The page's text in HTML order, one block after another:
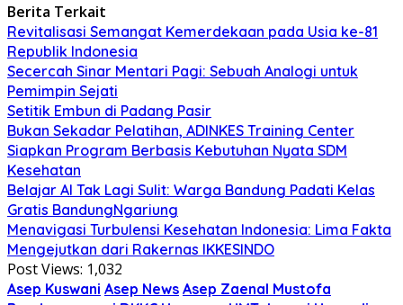
Berita Terkait
Revitalisasi Semangat Kemerdekaan pada Usia ke-81
Republik Indonesia
Secercah Sinar Mentari Pagi: Sebuah Analogi untuk
Pemimpin Sejati
Setitik Embun di Padang Pasir
Bukan Sekadar Pelatihan, ADINKES Training Center
Siapkan Program Berbasis Kebutuhan Nyata SDM
Kesehatan
Belajar AI Tak Lagi Sulit: Warga Bandung Padati Kelas
Gratis BandungNgariung
Menavigasi Turbulensi Kesehatan Indonesia: Lima Fakta
Mengejutkan dari Rakernas IKKESINDO
Post Views: 1,032
Asep Kuswani Asep News Asep Zaenal Mustofa